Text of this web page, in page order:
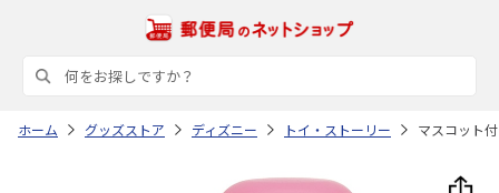
ホーム グッズストア ディズニー トイ・ストーリー マスコット